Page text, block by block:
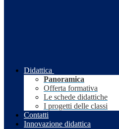
Didattica
Panoramica
Offerta formativa
Le schede didattiche
I progetti delle classi
Contatti
Innovazione didattica